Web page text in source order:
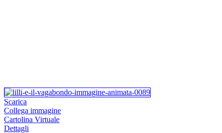
Scarica
Collega immagine
Cartolina Virtuale
Dettagli